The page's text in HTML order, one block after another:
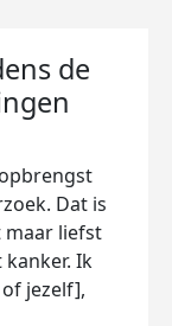
de
Dat is
maar liefst
Ik
jezelf],